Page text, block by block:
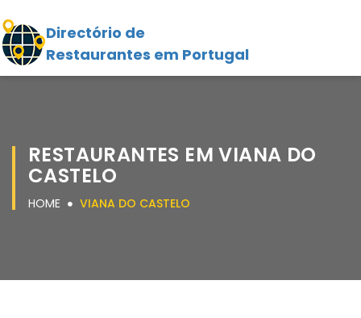
Directório de
Restaurantes em Portugal
RESTAURANTES EM VIANA DO
CASTELO
HOME VIANA DO CASTELO